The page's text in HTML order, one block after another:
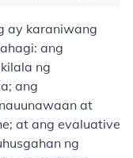
ay karaniwang
ang
ng
ang
at
at ang evaluative
ng